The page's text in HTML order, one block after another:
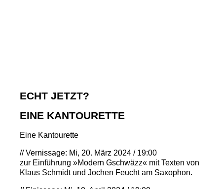
ECHT JETZT?
EINE KANTOURETTE
Eine Kantourette
//Vernissage: Mi, 20. März 2024 / 19:00
zur Einführung »Modern Gschwäzz« mit Texten von
Klaus Schmidt und Jochen Feucht am Saxophon.